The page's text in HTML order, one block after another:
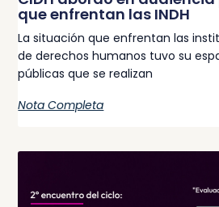
que enfrentan las INDH
La situación que enfrentan las
de derechos humanos tuvo su
públicas que se realizan
Nota Completa